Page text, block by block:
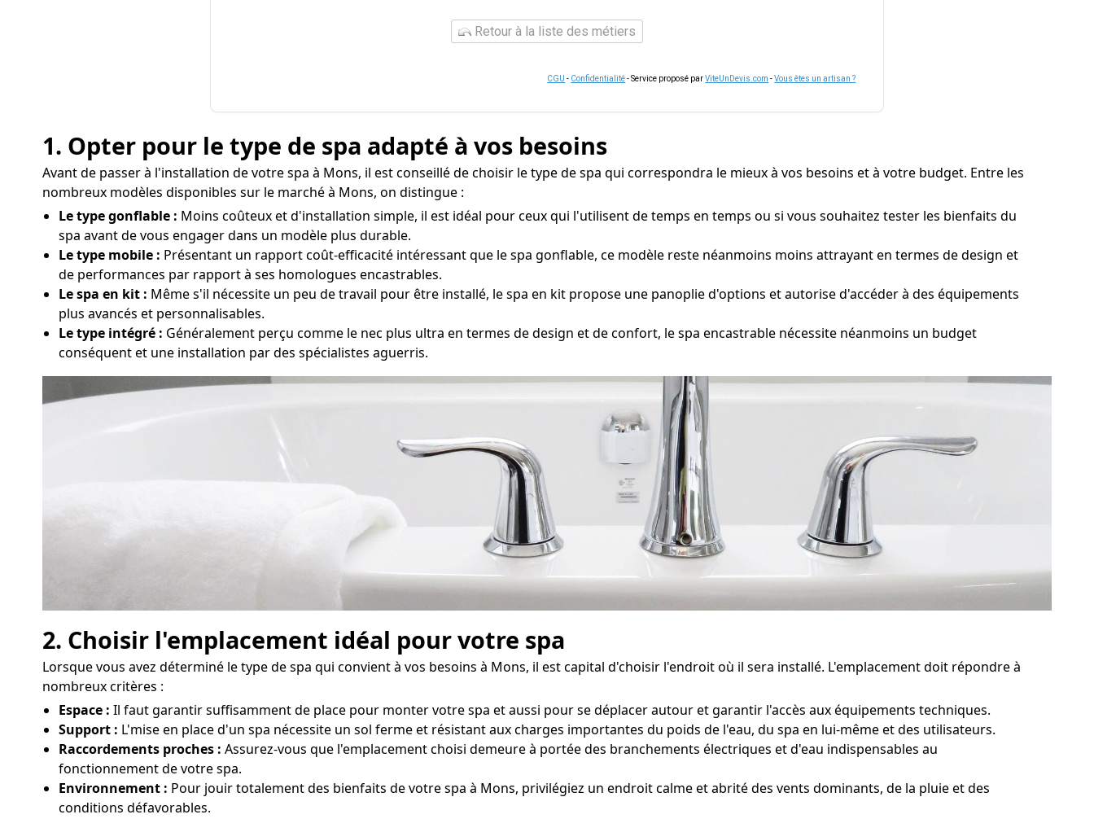
Retour à la liste des métiers
CGU - Confidentialité- Service proposé parViteUnDevis.com -Vous êtes un artisan ?
1. Opter pour le type de spa adapté à vos besoins
Avant de passer à l'installation de votre spa à Mons, il est conseillé de choisir le type de spa qui correspondra le mieux à vos besoins et à votre budget. Entre les
nombreux modèles disponibles sur le marché à Mons, on distingue :
Le type gonflable : Moins coûteux et d'installation simple, il est idéal pour ceux qui l'utilisent de temps en temps ou si vous souhaitez tester les bienfaits du
spa avant de vous engager dans un modèle plus durable.
Le type mobile : Présentant un rapport coût-efficacité intéressant que le spa gonflable, ce modèle reste néanmoins moins attrayant en termes de design et
de performances par rapport à ses homologues encastrables.
Le spa en kit : Même s'il nécessite un peu de travail pour être installé, le spa en kit propose une panoplie d'options et autorise d'accéder à des équipements
plus avancés et personnalisables.
Le type intégré : Généralement perçu comme le nec plus ultra en termes de design et de confort, le spa encastrable nécessite néanmoins un budget
conséquent et une installation par des spécialistes aguerris.
2. Choisir l'emplacement idéal pour votre spa
Lorsque vous avez déterminé le type de spa qui convient à vos besoins à Mons, il est capital d'choisir l'endroit où il sera installé. L'emplacement doit répondre à
nombreux critères :
Espace : Il faut garantir suffisamment de place pour monter votre spa et aussi pour se déplacer autour et garantir l'accès aux équipements techniques.
Support : L'mise en place d'un spa nécessite un sol ferme et résistant aux charges importantes du poids de l'eau, du spa en lui-même et des utilisateurs.
Raccordements proches : Assurez-vous que l'emplacement choisi demeure à portée des branchements électriques et d'eau indispensables au
fonctionnement de votre spa.
Environnement : Pour jouir totalement des bienfaits de votre spa à Mons, privilégiez un endroit calme et abrité des vents dominants, de la pluie et des
conditions défavorables.